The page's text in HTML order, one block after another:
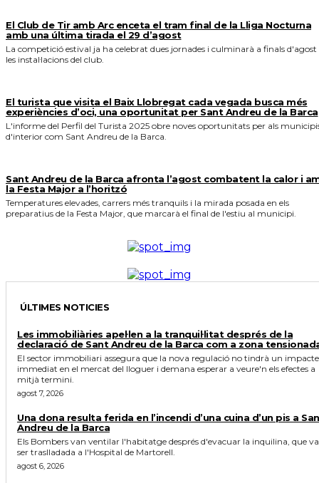
El Club de Tir amb Arc enceta el tram final de la Lliga Nocturna
amb una última tirada el 29 d’agost
La competició estival ja ha celebrat dues jornades i culminarà a finals d'agost
les instal·lacions del club.
El turista que visita el Baix Llobregat cada vegada busca més
experiències d’oci, una oportunitat per Sant Andreu de la Barca
L'informe del Perfil del Turista 2025 obre noves oportunitats per als
d'interior com Sant Andreu de la Barca.
Sant Andreu de la Barca afronta l’agost combatent la calor i
la Festa Major a l’horitzó
Temperatures elevades, carrers més tranquils i la mirada posada en els
preparatius de la Festa Major, que marcarà el final de l'estiu al municipi.
ÚLTIMES NOTICIES
Les immobiliàries apel·len a la tranquil·litat després de la
declaració de Sant Andreu de la Barca com a zona
El sector immobiliari assegura que la nova regulació no tindrà un impacte
immediat en el mercat del lloguer i demana esperar a veure'n els efectes a
mitjà termini.
agost 7, 2026
Una dona resulta ferida en l’incendi d’una cuina d’un pis a
Andreu de la Barca
Els Bombers van ventilar l'habitatge després d'evacuar la inquilina, que va
ser traslladada a l'Hospital de Martorell.
agost 6, 2026